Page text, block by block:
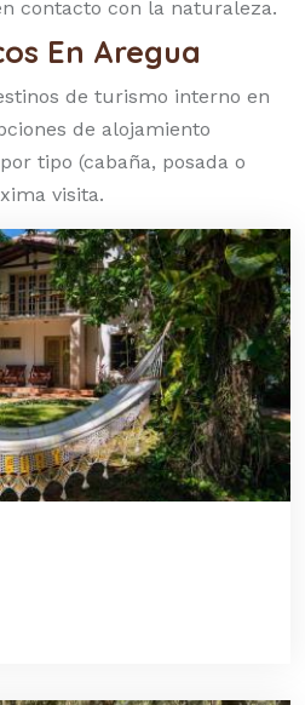
contacto con la naturaleza.
En Aregua
de turismo interno en
de alojamiento
tipo (cabaña, posada o
visita.